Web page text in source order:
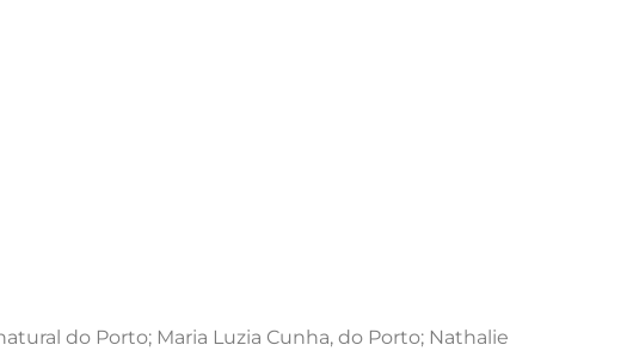
do Porto; Maria Luzia Cunha, do Porto; Nathalie